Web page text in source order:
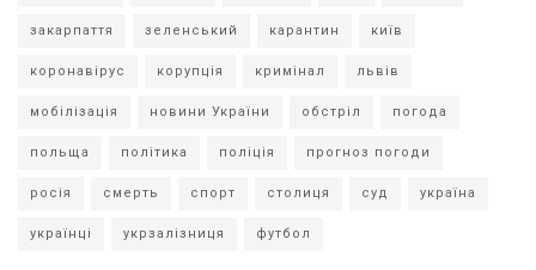
закарпаття зеленський карантин київ
коронавірус корупція кримінал львів
мобілізація новини України обстріл погода
польща політика поліція прогноз погоди
росія смерть спорт столиця суд україна
українці укрзалізниця футбол